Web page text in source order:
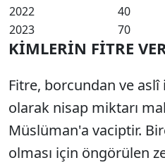
2022
40
2023
70
KİMLERİN FİTRE
Fitre, borcundan ve aslî
olarak nisap miktarı
Müslüman'a vaciptir.
olması için öngörülen